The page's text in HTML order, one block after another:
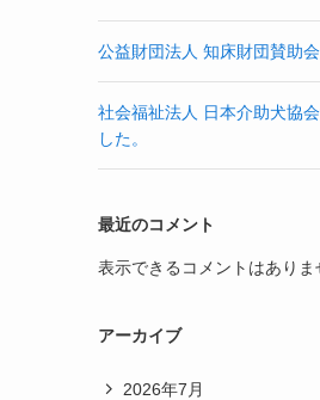
公益財団法人 知床財団賛助会
社会福祉法人 日本介助犬協
した。
最近のコメント
表示できるコメントはありま
アーカイブ
2026年7月